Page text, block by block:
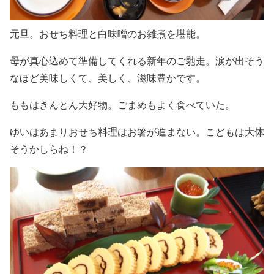
元旦。おせち料理と白味噌のお雑煮を堪能。
母が真心込めて準備してくれる新年のご馳走。涙が出そう
なほど美味しくて、美しく、滋味豊かです。
ももはきんとん大好物。ごまめもよく食べていた。
ゆいはあまりおせち料理はお箸が進まない。こどもは大体
そうかしらね！？